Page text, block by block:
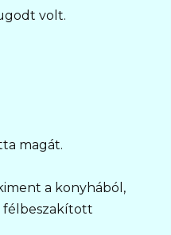
volt.
magát.
a konyhából,